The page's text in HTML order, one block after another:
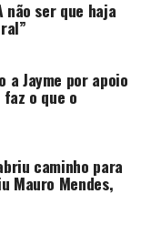
não ser que haja
a Jayme por apoio
o que o
caminho para
Mauro Mendes,